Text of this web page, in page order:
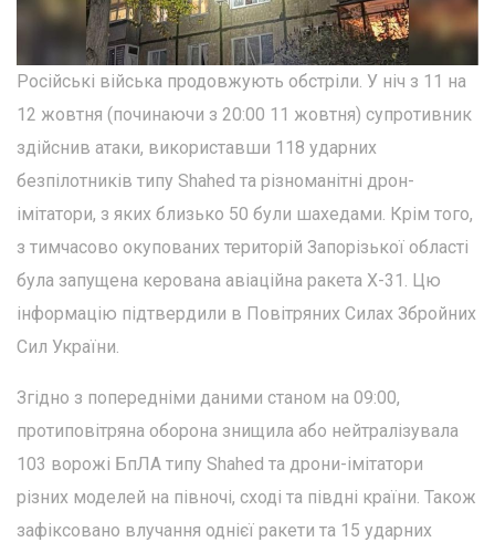
Російські війська продовжують обстріли. У ніч з 11 на
12 жовтня (починаючи з 20:00 11 жовтня) супротивник
здійснив атаки, використавши 118 ударних
безпілотників типу Shahed та різноманітні дрон-
імітатори, з яких близько 50 були шахедами. Крім того,
з тимчасово окупованих територій Запорізької області
була запущена керована авіаційна ракета Х-31. Цю
інформацію підтвердили в Повітряних Силах Збройних
Сил України.
Згідно з попередніми даними станом на 09:00,
протиповітряна оборона знищила або нейтралізувала
103 ворожі БпЛА типу Shahed та дрони-імітатори
різних моделей на півночі, сході та півдні країни. Також
зафіксовано влучання однієї ракети та 15 ударних